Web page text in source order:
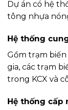
Dự án có hệ
tông nhựa
Hệ thống
Gồm trạm
gia, các trạm
trong KCX và
Hệ thống cấp